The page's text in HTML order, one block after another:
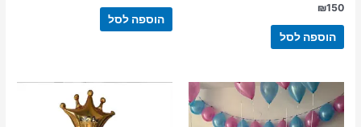
₪150
הוספה לסל
הוספה לסל